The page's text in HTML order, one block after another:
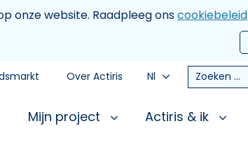
onze website. Raadpleeg onscookiebeleid
Over Actiris Nl Zoeken
Mijn project Actiris & ik